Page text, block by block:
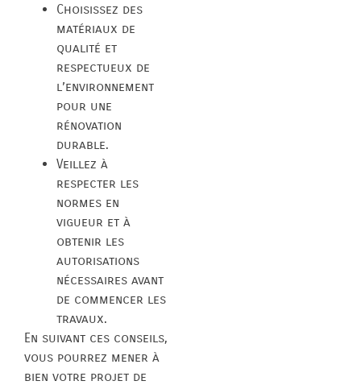
Choisissez des
matériaux de
qualité et
respectueux de
l’environnement
pour une
rénovation
durable.
Veillez à
respecter les
normes en
vigueur et à
obtenir les
autorisations
nécessaires avant
de commencer les
travaux.
En suivant ces conseils,
vous pourrez mener à
bien votre projet de